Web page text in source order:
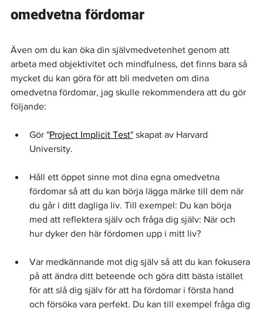
omedvetna fördomar
Även om du kan öka din självmedvetenhet genom att
arbeta med objektivitet och mindfulness, det finns bara så
mycket du kan göra för att bli medveten om dina
omedvetna fördomar, jag skulle rekommendera att du gör
följande:
Gör "Project Implicit Test" skapat av Harvard
University.
Håll ett öppet sinne mot dina egna omedvetna
fördomar så att du kan börja lägga märke till dem när
du går i ditt dagliga liv. Till exempel: Du kan börja
med att reflektera själv och fråga dig själv: När och
hur dyker den här fördomen upp i mitt liv?
Var medkännande mot dig själv så att du kan fokusera
på att ändra ditt beteende och göra ditt bästa istället
för att slå dig själv för att ha fördomar i första hand
och försöka vara perfekt. Du kan till exempel fråga dig